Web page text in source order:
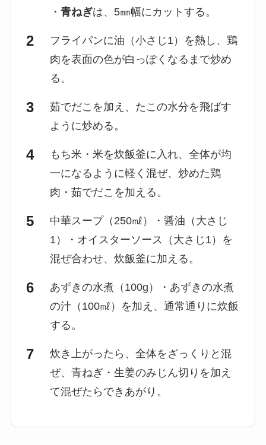
・ 青ねぎは、5㎜幅にカットする。
フライパンに油（小さじ1）を熱し、鶏
肉を表面の色が白っぽくなるまで炒め
る。
茹でだこを加え、たこの水分を飛ばす
ように炒める。
もち米・米を炊飯釜に入れ、全体が均
一になるように軽く混ぜ、炒めた鶏
肉・茹でだこを加える。
中華スープ（250㎖）・醤油（大さじ
1）・オイスターソース（大さじ1）を
混ぜ合わせ、炊飯釜に加える。
あずきの水煮（100g）・あずきの水煮
の汁（100㎖）を加え、通常通りに炊飯
する。
炊き上がったら、全体をざっくりと混
ぜ、青ねぎ・生姜のみじん切りを加え
て混ぜたらできあがり。